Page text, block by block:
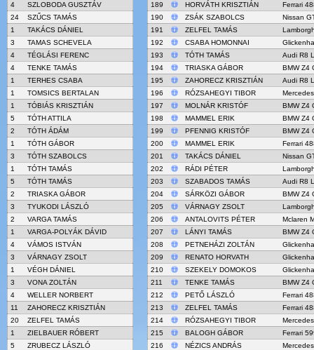
4
SZLOBODA GUSZTÁV
24
SZŰCS TAMÁS
1
TAKÁCS DÁNIEL
3
TAMAS SCHEVELA
4
TÉGLÁSI FERENC
4
TENKE TAMÁS
1
TERHES CSABA
1
TOMSICS BERTALAN
1
TÓBIÁS KRISZTIÁN
5
TÓTH ATTILA
2
TÓTH ÁDÁM
1
TÓTH GÁBOR
3
TÓTH SZABOLCS
1
TÓTH TAMÁS
5
TÓTH TAMÁS
2
TRIASKA GÁBOR
3
TYUKODI LÁSZLÓ
2
VARGA TAMÁS
1
VARGA-POLYÁK DÁVID
4
VÁMOS ISTVÁN
3
VÁRNAGY ZSOLT
1
VÉGH DÁNIEL
3
VONA ZOLTÁN
4
WELLER NORBERT
11
ZAHORECZ KRISZTIÁN
20
ZELFEL TAMÁS
1
ZIELBAUER RÓBERT
5
ZRUBECZ LÁSZLÓ
189 HORVÁTH KRISZTIÁN
Ferrari
190
ZSÁK SZABOLCS
Nissan
191
ZELFEL TAMÁS
192
CSABA HOMONNAI
193
TÓTH TAMÁS
Audi R8
194
TRIASKA GÁBOR
BMW Z4
195
ZAHORECZ KRISZTIÁN
Audi R8
196
RÓZSAHEGYI TIBOR
197
MOLNÁR KRISTÓF
BMW Z4
198
MAMMEL ERIK
BMW Z4
199
PFENNIG KRISTÓF
BMW Z4
200
MAMMEL ERIK
Ferrari
201
TAKÁCS DÁNIEL
Nissan
202
RÁDI PÉTER
203
SZABADOS TAMÁS
Audi R8
204
SÁRKÖZI GÁBOR
BMW Z4
205
VÁRNAGY ZSOLT
206
ANTALOVITS PÉTER
Mclaren
207
LÁNYI TAMÁS
BMW Z4
208
PETNEHÁZI ZOLTÁN
209
RENATO HORVATH
210
SZEKELY DOMOKOS
211
TENKE TAMÁS
BMW Z4
212
PETŐ LÁSZLÓ
Ferrari
213
ZELFEL TAMÁS
Ferrari
214
RÓZSAHEGYI TIBOR
215
BALOGH GÁBOR
Ferrari
216
NÉZICS ANDRÁS